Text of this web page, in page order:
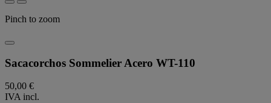
Pinch to zoom
Sacacorchos Sommelier Acero WT-110
50,00 €
IVA incl.